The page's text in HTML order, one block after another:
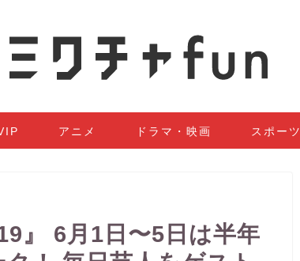
アニメ ドラマ・映画 スポーツ
』 6月1日〜5日は半年